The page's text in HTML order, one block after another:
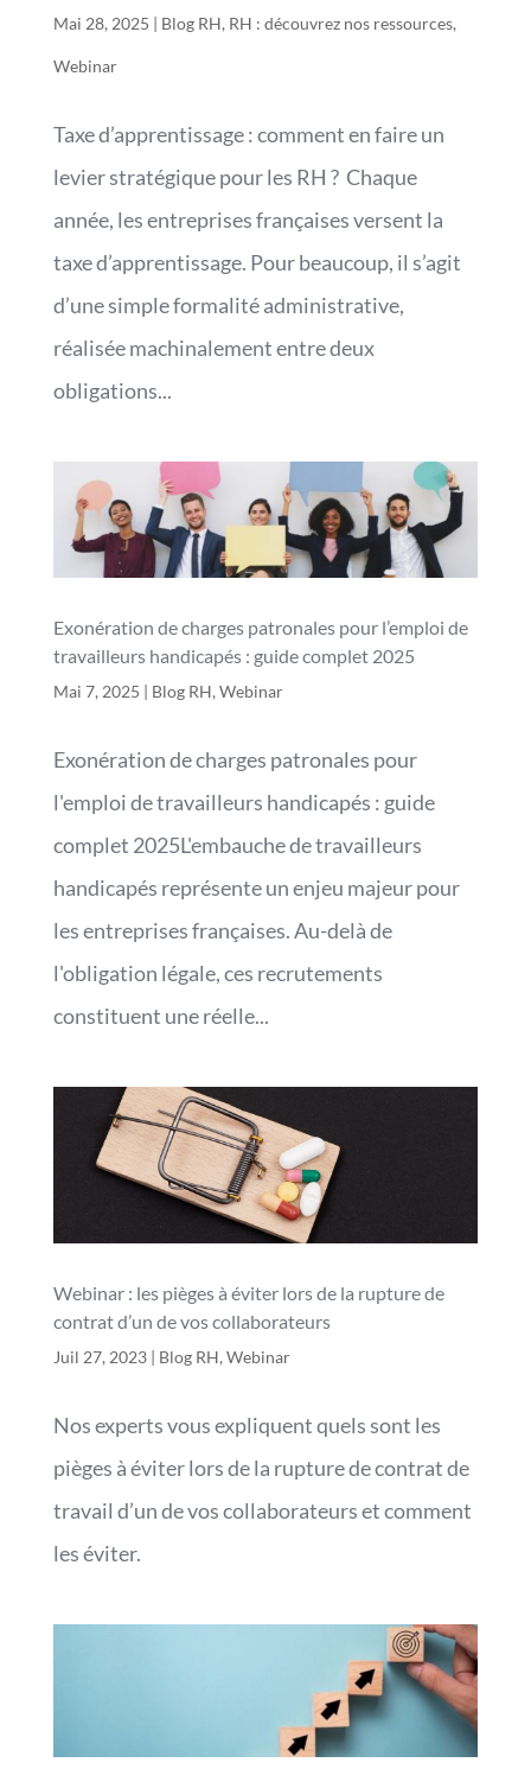
Mai 28, 2025 | Blog RH, RH : découvrez nos ressources,
Webinar
Taxe d’apprentissage : comment en faire un
levier stratégique pour les RH ? Chaque
année, les entreprises françaises versent la
taxe d’apprentissage. Pour beaucoup, il s’agit
d’une simple formalité administrative,
réalisée machinalement entre deux
obligations...
Exonération de charges patronales pour l’emploi de
travailleurs handicapés : guide complet 2025
Mai 7, 2025 | Blog RH, Webinar
Exonération de charges patronales pour
l'emploi de travailleurs handicapés : guide
complet 2025L'embauche de travailleurs
handicapés représente un enjeu majeur pour
les entreprises françaises. Au-delà de
l'obligation légale, ces recrutements
constituent une réelle...
Webinar : les pièges à éviter lors de la rupture de
contrat d’un de vos collaborateurs
Juil 27, 2023| Blog RH, Webinar
Nos experts vous expliquent quels sont les
pièges à éviter lors de la rupture de contrat de
travail d’un de vos collaborateurs et comment
les éviter.